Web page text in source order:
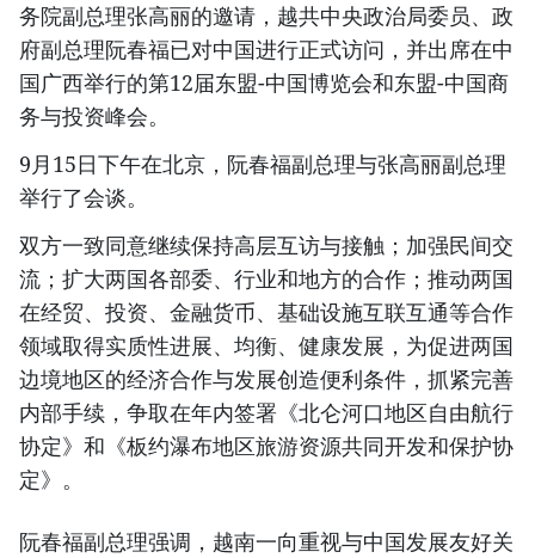
务院副总理张高丽的邀请，越共中央政治局委员、政
府副总理阮春福已对中国进行正式访问，并出席在中
国广西举行的第12届东盟-中国博览会和东盟-中国商
务与投资峰会。
9月15日下午在北京，阮春福副总理与张高丽副总理
举行了会谈。
双方一致同意继续保持高层互访与接触；加强民间交
流；扩大两国各部委、行业和地方的合作；推动两国
在经贸、投资、金融货币、基础设施互联互通等合作
领域取得实质性进展、均衡、健康发展，为促进两国
边境地区的经济合作与发展创造便利条件，抓紧完善
内部手续，争取在年内签署《北仑河口地区自由航行
协定》和《板约瀑布地区旅游资源共同开发和保护协
定》。
阮春福副总理强调，越南一向重视与中国发展友好关